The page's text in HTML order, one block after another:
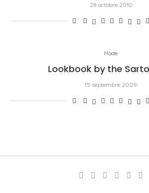
28 octobre 2010
Mode
Lookbook by the
15 septembre 2009